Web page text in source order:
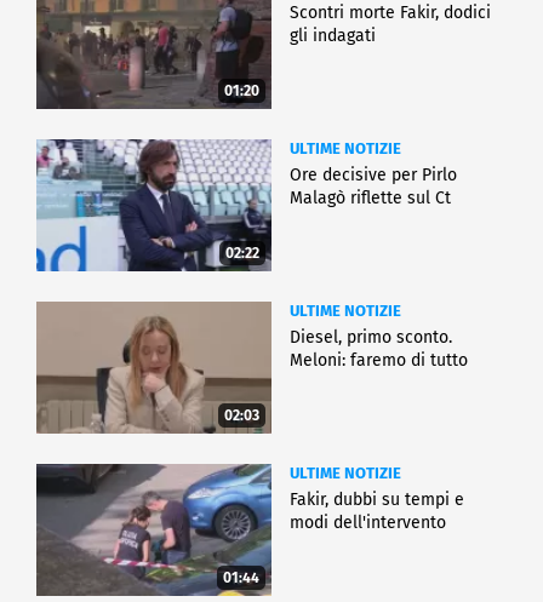
01:20
Scontri morte Fakir, dodici
gli indagati
02:22
ULTIME NOTIZIE
Ore decisive per Pirlo
Malagò riflette sul Ct
02:03
ULTIME NOTIZIE
Diesel, primo sconto.
Meloni: faremo di tutto
01:44
ULTIME NOTIZIE
Fakir, dubbi su tempi e
modi dell'intervento